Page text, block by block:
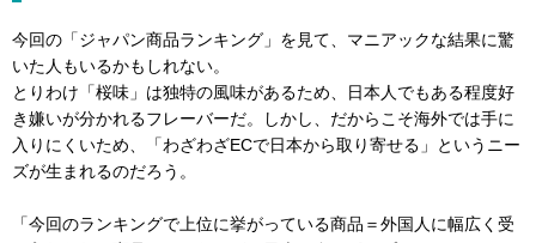
今回の「ジャパン商品ランキング」を見て、マニアックな結果に驚
いた人もいるかもしれない。
とりわけ「桜味」は独特の風味があるため、日本人でもある程度好
き嫌いが分かれるフレーバーだ。しかし、だからこそ海外では手に
入りにくいため、「わざわざECで日本から取り寄せる」というニー
ズが生まれるのだろう。
「今回のランキングで上位に挙がっている商品＝外国人に幅広く受